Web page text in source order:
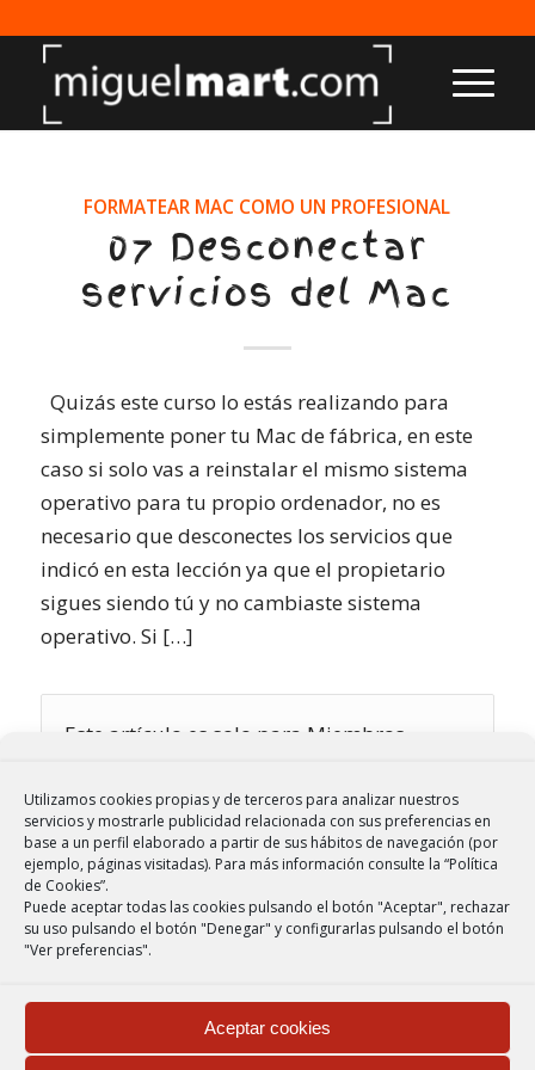
Utilizamos cookies propias y de terceros para analizar nuestros
servicios y mostrarle publicidad relacionada con sus preferencias en
base a un perfil elaborado a partir de sus hábitos de navegación (por
ejemplo, páginas visitadas). Para más información consulte la “Política
de Cookies”.
Puede aceptar todas las cookies pulsando el botón "Aceptar", rechazar
su uso pulsando el botón "Denegar" y configurarlas pulsando el botón
"Ver preferencias".
Aceptar cookies
FORMATEAR MAC COMO UN PROFESIONAL
07 Desconectar
servicios del Mac
Quizás este curso lo estás realizando para
simplemente poner tu Mac de fábrica, en este
caso si solo vas a reinstalar el mismo sistema
operativo para tu propio ordenador, no es
necesario que desconectes los servicios que
indicó en esta lección ya que el propietario
sigues siendo tú y no cambiaste sistema
operativo. Si […]
Este artículo es solo para Miembros.